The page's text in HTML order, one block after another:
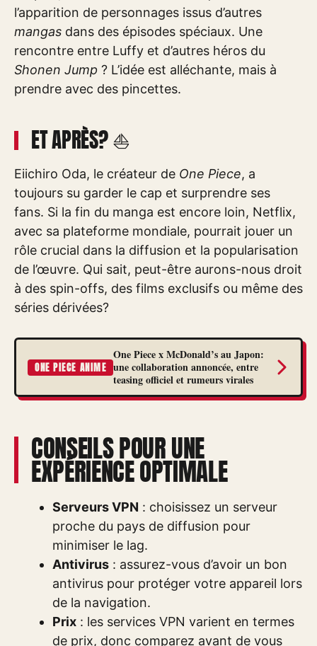
l’apparition de personnages issus d’autres
mangas dans des épisodes spéciaux. Une
rencontre entre Luffy et d’autres héros du
Shonen Jump ? L’idée est alléchante, mais à
prendre avec des pincettes.
ET APRÈS? ⛵
Eiichiro Oda, le créateur de One Piece, a
toujours su garder le cap et surprendre ses
fans. Si la fin du manga est encore loin, Netflix,
avec sa plateforme mondiale, pourrait jouer un
rôle crucial dans la diffusion et la popularisation
de l’œuvre. Qui sait, peut-être aurons-nous droit
à des spin-offs, des films exclusifs ou même des
séries dérivées?
ONE PIECE ANIME
One Piece x McDonald’s au Japon:
une collaboration annoncée, entre
teasing officiel et rumeurs virales
CONSEILS POUR UNE
EXPÉRIENCE OPTIMALE
Serveurs VPN : choisissez un serveur
proche du pays de diffusion pour
minimiser le lag.
Antivirus : assurez-vous d’avoir un bon
antivirus pour protéger votre appareil lors
de la navigation.
Prix : les services VPN varient en termes
de prix, donc comparez avant de vous